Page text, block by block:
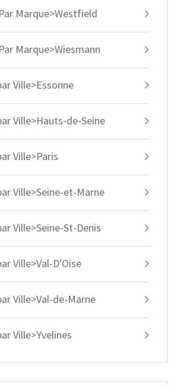
Marque>Westfield
Marque>Wiesmann
Ville>Essonne
Ville>Hauts-de-Seine
Ville>Paris
Ville>Seine-et-Marne
Ville>Seine-St-Denis
Ville>Val-D'Oise
Ville>Val-de-Marne
Ville>Yvelines